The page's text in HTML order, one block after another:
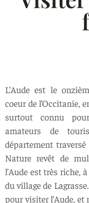
L’Aude est le
coeur de l’Occitanie,
surtout connu
amateurs de
département
Nature revêt de
l’Aude est très riche,
du village de
pour visiter l’Aude,